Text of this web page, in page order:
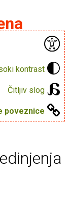
kontrast
Čitljiv slog
poveznice